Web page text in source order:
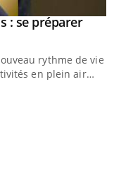
: se préparer
rythme de vie !
en plein air…